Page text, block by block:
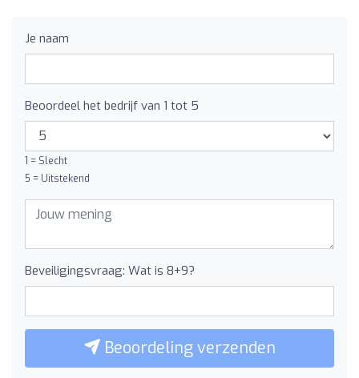
Je naam
Beoordeel het bedrijf van 1 tot 5
1 = Slecht
5 = Uitstekend
Beveiligingsvraag: Wat is 8+9?
Beoordeling verzenden